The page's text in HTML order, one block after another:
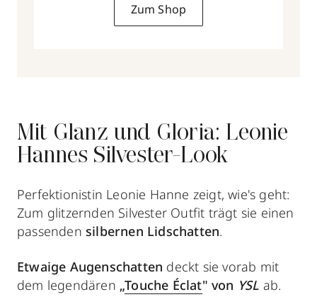
Zum Shop
Mit Glanz und Gloria: Leonie
Hannes Silvester-Look
Perfektionistin Leonie Hanne zeigt, wie's geht:
Zum glitzernden Silvester Outfit trägt sie einen
passenden silbernen Lidschatten.
Etwaige Augenschatten deckt sie vorab mit
dem legendären „Touche Éclat" von YSL ab.